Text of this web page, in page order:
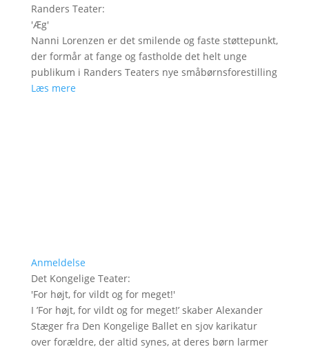
Randers Teater:
'Æg'
Nanni Lorenzen er det smilende og faste støttepunkt,
der formår at fange og fastholde det helt unge
publikum i Randers Teaters nye småbørnsforestilling
Læs mere
Anmeldelse
Det Kongelige Teater:
'For højt, for vildt og for meget!'
I ’For højt, for vildt og for meget!’ skaber Alexander
Stæger fra Den Kongelige Ballet en sjov karikatur
over forældre, der altid synes, at deres børn larmer